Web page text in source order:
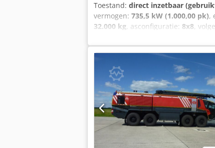
Toestand: direct inzetbaar
vermogen: 735,5 kW (1.000,00 pk),
32.000 kg, asconfiguratie: 8x8,
totale hoogte:4.000 mm, Bouwjaar:
airconditioning, standkachel
,
Rosenbauer op MAN chassis en
Topconditie – Rosenbauer